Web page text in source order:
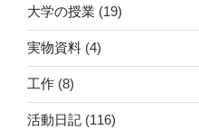
大学の授業 (19)
実物資料 (4)
工作 (8)
活動日記 (116)